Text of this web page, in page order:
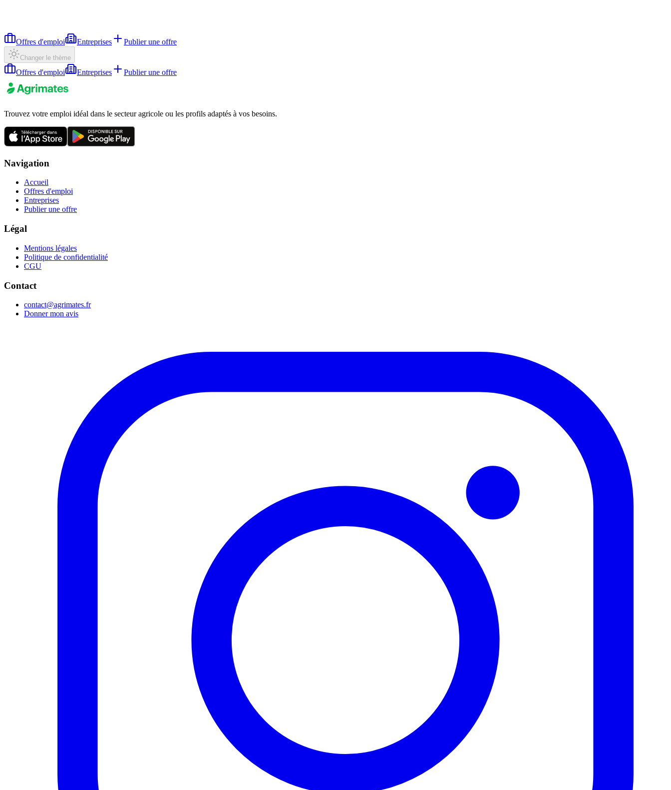
Offres d'emploi Entreprises Publier une offre
Changer le thème
Offres d'emploi Entreprises Publier une offre
Trouvez votre emploi idéal dans le secteur agricole ou les profils adaptés à vos besoins.
Navigation
Accueil
Offres d'emploi
Entreprises
Publier une offre
Légal
Mentions légales
Politique de confidentialité
CGU
Contact
contact@agrimates.fr
Donner mon avis